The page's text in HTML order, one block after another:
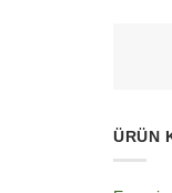
ÜRÜN